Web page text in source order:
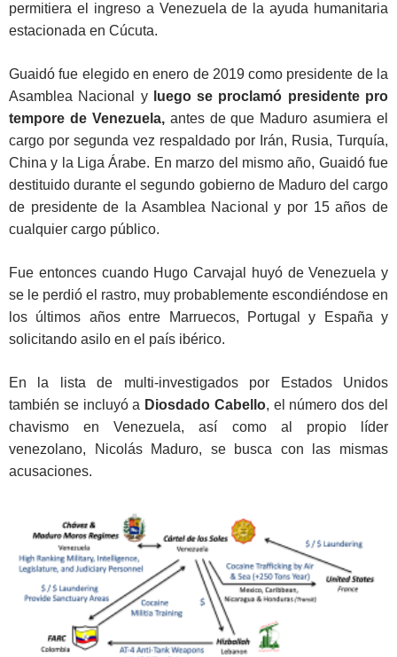
permitiera el ingreso a Venezuela de la ayuda humanitaria
estacionada en Cúcuta.
Guaidó fue elegido en enero de 2019 como presidente de la
Asamblea Nacional y
luego se proclamó presidente pro
tempore de Venezuela,antes de que Maduro asumiera el
cargo por segunda vez respaldado por Irán, Rusia, Turquía,
China y la Liga Árabe. En marzo del mismo año, Guaidó fue
destituido durante el segundo gobierno de Maduro del cargo
de presidente de la Asamblea Nacional y por 15 años de
cualquier cargo público.
Fue entonces cuando Hugo Carvajal huyó de Venezuela y
se le perdió el rastro, muy probablemente escondiéndose en
los últimos años entre Marruecos, Portugal y España y
solicitando asilo en el país ibérico.
En la lista de multi-investigados por Estados Unidos
también se incluyó a Diosdado Cabello, el número dos del
chavismo en Venezuela, así como al propio líder
venezolano, Nicolás Maduro, se busca con las mismas
acusaciones.